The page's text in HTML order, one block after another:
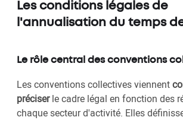
Les conditions légales de
l'annualisation du temps
Le rôle central des conventions
Les conventions collectives viennent
préciserle cadre légal en fonction des
chaque secteur d'activité. Elles